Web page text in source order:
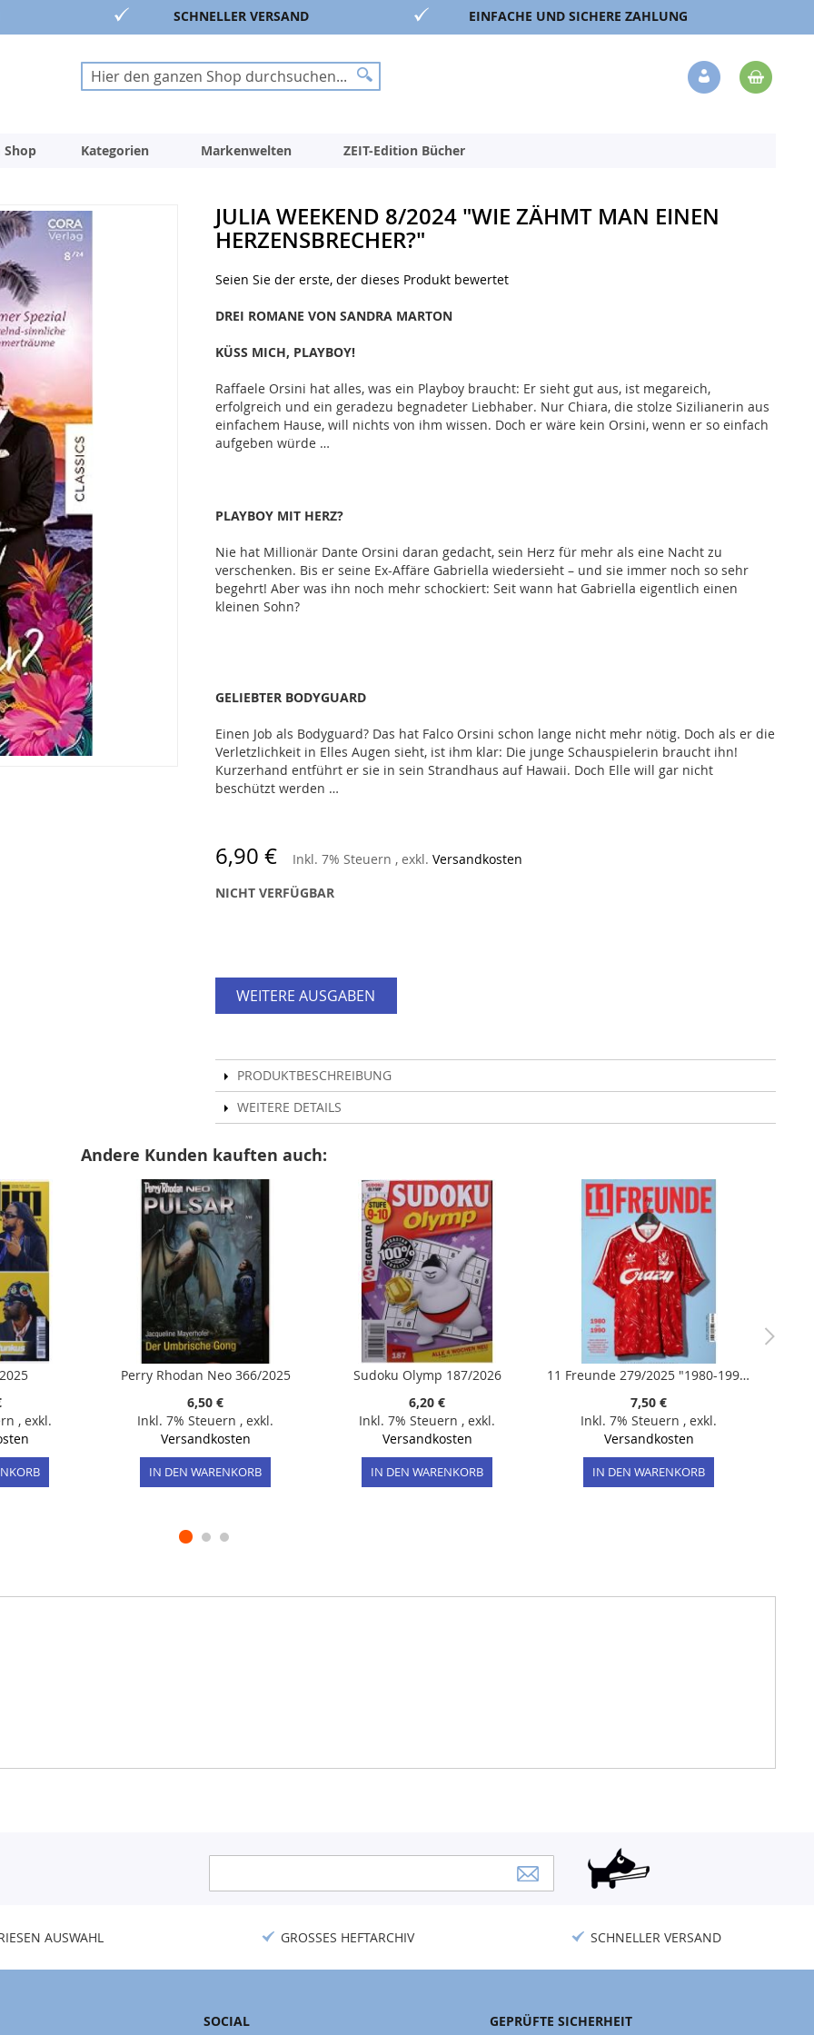
SCHNELLER VERSAND EINFACHE UND SICHERE ZAHLUNG
Suche
Suche
Veränderung
Shop Kategorien Markenwelten ZEIT-Edition Bücher
JULIA WEEKEND 8/2024 "WIE ZÄHMT MAN EINEN
HERZENSBRECHER?"
Seien Sie der erste, der dieses Produkt bewertet
DREI ROMANE VON SANDRA MARTON
KÜSS MICH, PLAYBOY!
Raffaele Orsini hat alles, was ein Playboy braucht: Er sieht gut aus, ist megareich,
erfolgreich und ein geradezu begnadeter Liebhaber. Nur Chiara, die stolze Sizilianerin aus
einfachem Hause, will nichts von ihm wissen. Doch er wäre kein Orsini, wenn er so einfach
aufgeben würde …
PLAYBOY MIT HERZ?
Nie hat Millionär Dante Orsini daran gedacht, sein Herz für mehr als eine Nacht zu
verschenken. Bis er seine Ex-Affäre Gabriella wiedersieht – und sie immer noch so sehr
begehrt! Aber was ihn noch mehr schockiert: Seit wann hat Gabriella eigentlich einen
kleinen Sohn?
GELIEBTER BODYGUARD
Einen Job als Bodyguard? Das hat Falco Orsini schon lange nicht mehr nötig. Doch als er die
Verletzlichkeit in Elles Augen sieht, ist ihm klar: Die junge Schauspielerin braucht ihn!
Kurzerhand entführt er sie in sein Strandhaus auf Hawaii. Doch Elle will gar nicht
beschützt werden …
6,90 € Inkl. 7% Steuern , exkl. Versandkosten
NICHT VERFÜGBAR
WEITERE AUSGABEN
PRODUKTBESCHREIBUNG
WEITERE DETAILS
Andere Kunden kauften auch:
, exkl.
Perry Rhodan Neo 366/2025
6,50 €
Inkl. 7% Steuern , exkl.
Versandkosten
IN DEN WARENKORB
Sudoku Olymp 187/2026
6,20 €
Inkl. 7% Steuern , exkl.
Versandkosten
IN DEN WARENKORB
11 Freunde 279/2025 "1980-1990 - kein Jahrzehnt war verrückter und tragischer als die achtziger Jahre des FC Liverpool. Eine Zeitreise"
7,50 €
Inkl. 7% Steuern , exkl.
Versandkosten
IN DEN WARENKORB
Newsletter:
AUSWAHL GROSSES HEFTARCHIV SCHNELLER VERSAND
SOCIAL GEPRÜFTE SICHERHEIT